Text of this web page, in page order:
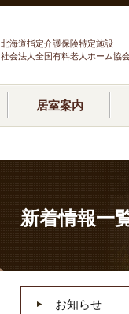
北海道指定介護保険特定施設
社会法人全国有料老人ホーム協
居室案内
新着情報一
お知らせ